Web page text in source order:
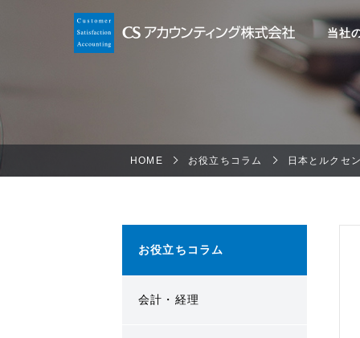
当社
HOME お役立ちコラム 日本とルクセ
お役立ちコラム
会計・経理